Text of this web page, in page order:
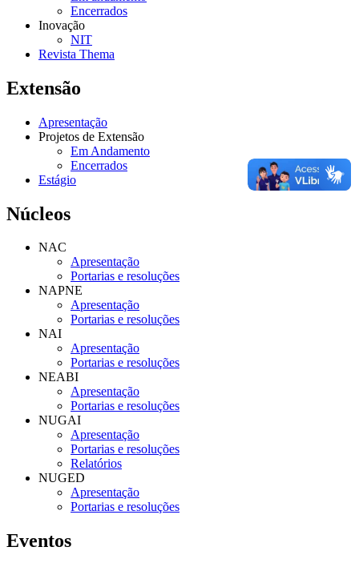
Encerrados
Inovação
NIT
Revista Thema
Extensão
Apresentação
Projetos de Extensão
Em Andamento
Encerrados
Estágio
Núcleos
NAC
Apresentação
Portarias e resoluções
NAPNE
Apresentação
Portarias e resoluções
NAI
Apresentação
Portarias e resoluções
NEABI
Apresentação
Portarias e resoluções
NUGAI
Apresentação
Portarias e resoluções
Relatórios
NUGED
Apresentação
Portarias e resoluções
Eventos